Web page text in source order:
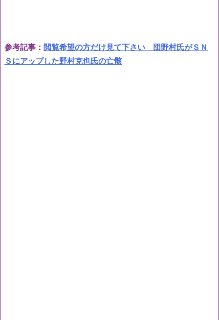
参考記事： 閲覧希望の方だけ見て下さい 団野村氏がＳＮ
Ｓにアップした野村克也氏の亡骸